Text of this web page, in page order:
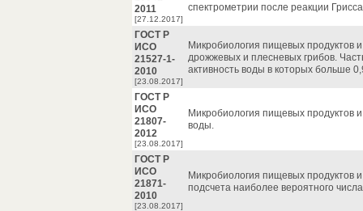
2011
[27.12.2017]
спектрометрии после реакции
ГОСТ Р
ИСО
21527-1-
2010
[23.08.2017]
Микробиология пищевых продуктов
дрожжевых и плесневых грибов.
активность воды в которых больше
ГОСТ Р
ИСО
21807-
2012
[23.08.2017]
Микробиология пищевых продуктов
воды.
ГОСТ Р
ИСО
21871-
2010
[23.08.2017]
Микробиология пищевых продуктов
подсчета наиболее вероятного